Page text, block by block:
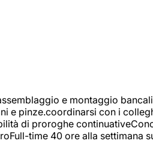
e montaggio
e pinze.coordinarsi con i
di proroghe
time 40 ore alla settimana